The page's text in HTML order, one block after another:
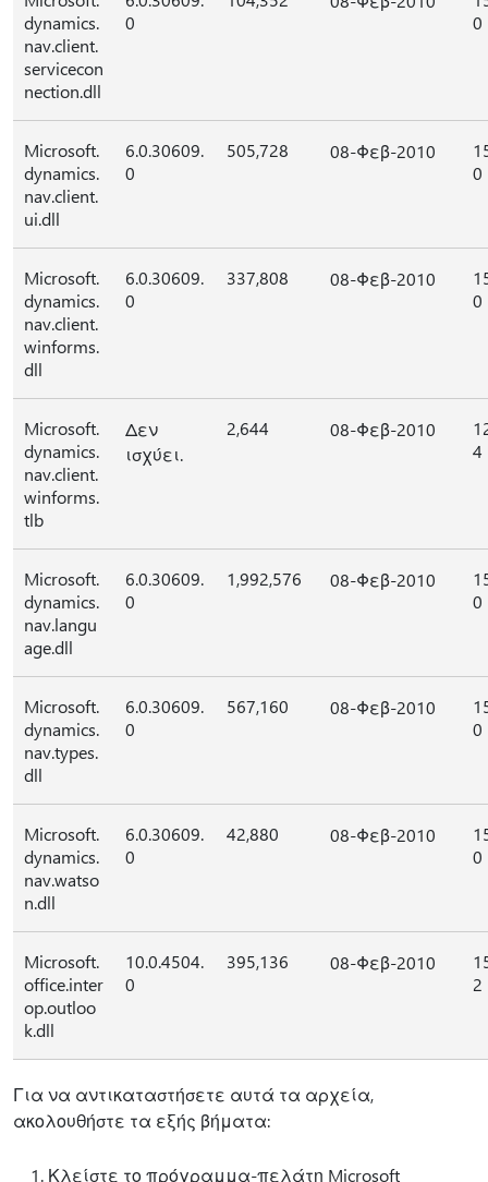
dynamics.
nav.client.
servicecon
nection.dll
0
0
Microsoft.
dynamics.
nav.client.
ui.dll
6.0.30609.
0
505,728 08-Φεβ-2010
0
Microsoft.
dynamics.
nav.client.
winforms.
dll
6.0.30609.
0
337,808 08-Φεβ-2010
0
Microsoft.
dynamics.
nav.client.
winforms.
tlb
Δεν
ισχύει.
2,644 08-Φεβ-2010
4
Microsoft.
dynamics.
nav.langu
age.dll
6.0.30609.
0
1,992,576 08-Φεβ-2010
0
Microsoft.
dynamics.
nav.types.
dll
6.0.30609.
0
567,160 08-Φεβ-2010
0
Microsoft.
dynamics.
nav.watso
n.dll
6.0.30609.
0
42,880 08-Φεβ-2010
0
Microsoft.
office.inter
op.outloo
k.dll
10.0.4504.
0
395,136 08-Φεβ-2010
2
Για να αντικαταστήσετε αυτά τα αρχεία,
ακολουθήστε τα εξής βήματα:
Κλείστε το πρόγραμμα-πελάτη Microsoft